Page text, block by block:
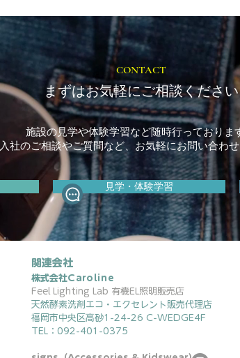
制度です
CONTACT
まずはお気軽にご相談ください
施設の見学や体験学習など随時行っておりま
入社のご相談やご質問など、お気軽にお問い合わ
見学・体験学習
関連会社
株式会社Caroline
Feel Lighting Lab 有機EL照明販売店
天然酵素洗剤エコ・エクセレント販売代理店
福岡市中央区高砂1-24-26 C-WEDGE4F
TEL：092-401-0375